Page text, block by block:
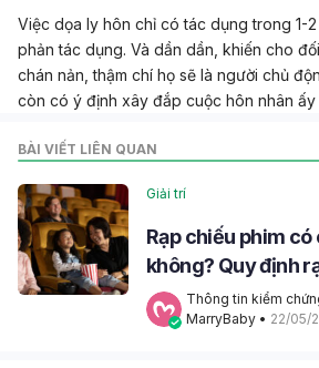
Việc dọa ly hôn chỉ có tác dụng trong 1-
phản tác dụng. Và dần dần, khiến cho
chán nản, thậm chí họ sẽ là người chủ
còn có ý định xây đắp cuộc hôn nhân ấy
BÀI VIẾT LIÊN QUAN
Giải trí
Rạp chiếu phim
không? Quy định
Thông tin kiểm
MarryBaby • 22/05/